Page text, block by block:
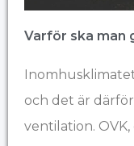
Varför ska man
och det är
ventilation.